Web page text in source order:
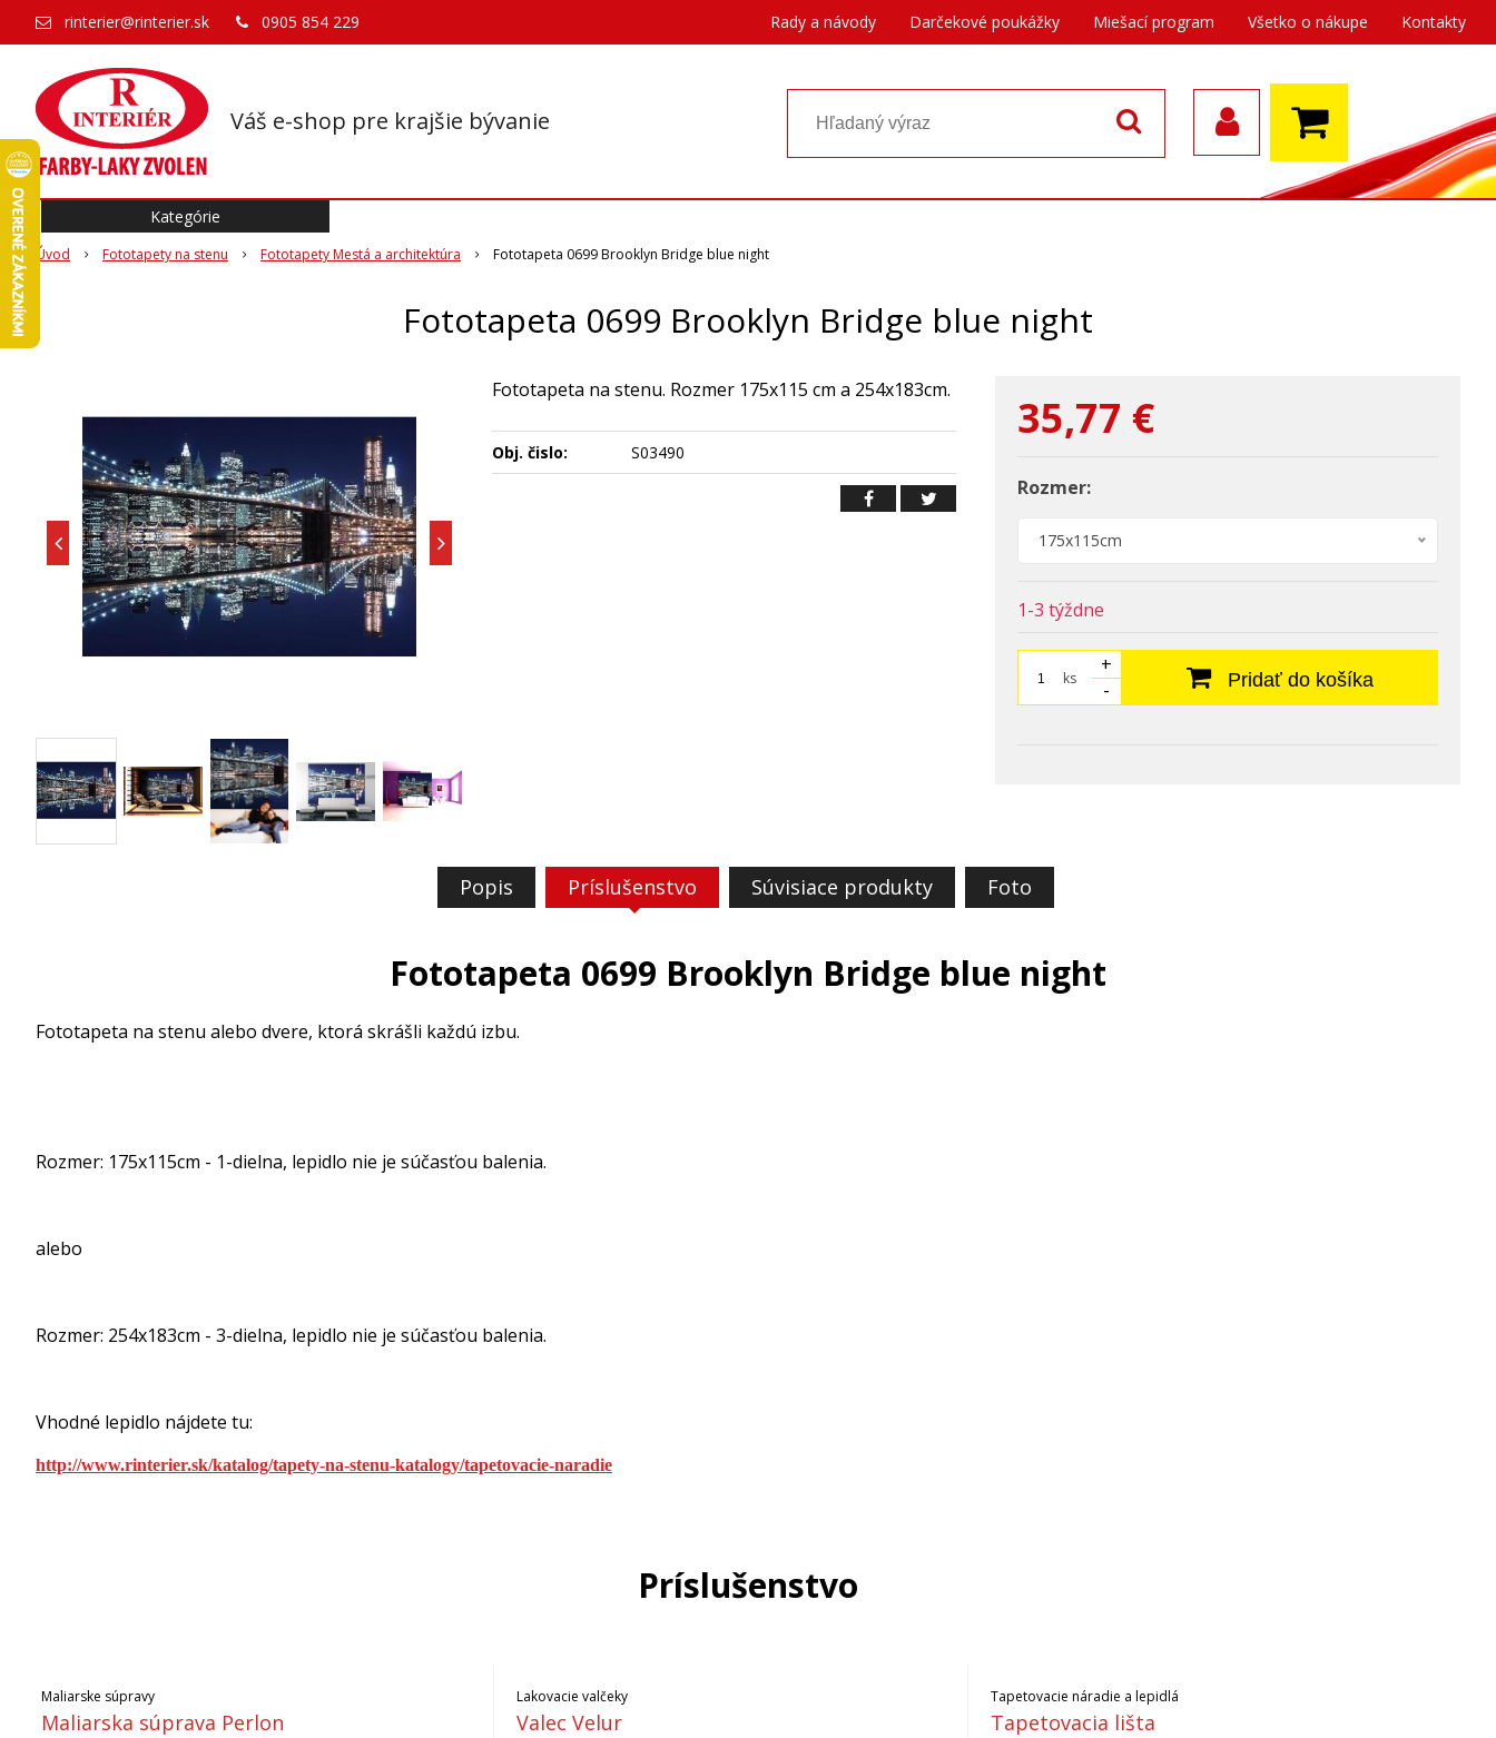
Váš e-shop pre krajšie bývanie
rinterier@rinterier.sk 0905 854 229 Rady a návody Darčekové poukážky Miešací program Všetko o nákupe Kontakty
Úvod Fototapety na stenu Fototapety Mestá a architektúra Fototapeta 0699 Brooklyn Bridge blue night
Fototapeta 0699 Brooklyn Bridge blue night
35,77 €
Rozmer:
175x115cm
1-3 týždne
ks
+
-
Pridať do košíka
Fototapeta na stenu. Rozmer 175x115 cm a 254x183cm.
Obj. čislo: S03490
Popis Príslušenstvo Súvisiace produkty Foto
Fototapeta 0699 Brooklyn Bridge blue night
Fototapeta na stenu alebo dvere, ktorá skrášli každú izbu.
Rozmer: 175x115cm - 1-dielna, lepidlo nie je súčasťou balenia.
alebo
Rozmer: 254x183cm - 3-dielna, lepidlo nie je súčasťou balenia.
Vhodné lepidlo nájdete tu:
http://www.rinterier.sk/katalog/tapety-na-stenu-katalogy/tapetovacie-naradie
Príslušenstvo
Maliarske súpravy
Maliarska súprava Perlon
Lakovacie valčeky
Valec Velur
Tapetovacie náradie a lepidlá
Tapetovacia lišta
Kategórie